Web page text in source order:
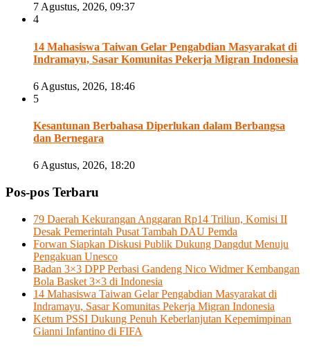
7 Agustus, 2026, 09:37
4
14 Mahasiswa Taiwan Gelar Pengabdian Masyarakat di
Indramayu, Sasar Komunitas Pekerja Migran Indonesia
6 Agustus, 2026, 18:46
5
Kesantunan Berbahasa Diperlukan dalam Berbangsa
dan Bernegara
6 Agustus, 2026, 18:20
Pos-pos Terbaru
79 Daerah Kekurangan Anggaran Rp14 Triliun, Komisi II
Desak Pemerintah Pusat Tambah DAU Pemda
Forwan Siapkan Diskusi Publik Dukung Dangdut Menuju
Pengakuan Unesco
Badan 3×3 DPP Perbasi Gandeng Nico Widmer Kembangan
Bola Basket 3×3 di Indonesia
14 Mahasiswa Taiwan Gelar Pengabdian Masyarakat di
Indramayu, Sasar Komunitas Pekerja Migran Indonesia
Ketum PSSI Dukung Penuh Keberlanjutan Kepemimpinan
Gianni Infantino di FIFA